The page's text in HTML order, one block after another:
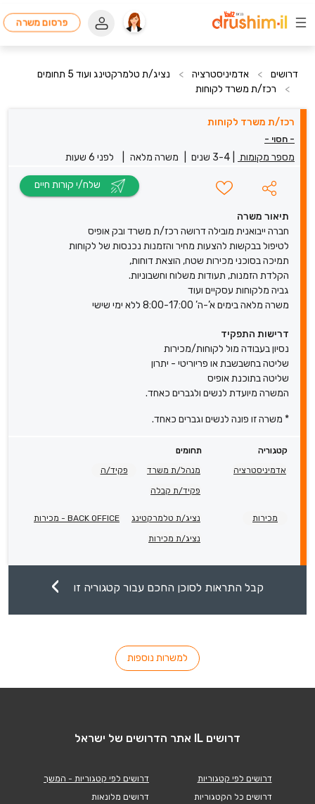
פרסום משרה
דרושים > אדמיניסטרציה >
נציג/ת טלמרקטינג ועוד 5 תחומים
>
רכז/ת משרד לקוחות
רכז/ת משרד לקוחות
- חסוי -
מספר מקומות 3-4 שנים משרה מלאה לפני 6 שעות
תיאור משרה
חברה ייבואנית מובילה דרושה רכז/ת משרד ובק אופיס
לטיפול בבקשות להצעות מחיר והזמנות נכנסות של לקוחות
תמיכה בסוכני מכירות שטח, הוצאת דוחות,
הקלדת הזמנות, תעודות משלוח וחשבוניות.
גביה מלקוחות עסקיים ועוד
משרה מלאה בימים א’-ה’ 8:00-17:00 ללא ימי שישי
דרישות התפקיד
נסיון בעבודה מול לקוחות/מכירות
שליטה בחשבשבת או פריוריטי - יתרון
שליטה בתוכנת אופיס
המשרה מיועדת לנשים ולגברים כאחד.
* משרה זו פונה לנשים וגברים כאחד.
קטגוריה
תחומים
אדמיניסטרציה
מנהל/ת משרד פקיד/ה
פקיד/ת קבלה
מכירות נציג/ת טלמרקטינג BACK OFFICE - מכירות
נציג/ת מכירות
קבל התראות לסוכן החכם עבור קטגוריה זו
למשרות נוספות
דרושים IL אתר הדרושים של ישראל
דרושים לפי קטגוריות
דרושים כל הקטגוריות
דרושים לפי קטגוריות - המשך
דרושים מלונאות